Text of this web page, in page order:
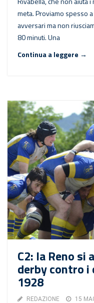
meta. Proviamo spesso
avversari ma non
80 minuti. Una
Continua a leggere →
C2: la Reno si
derby contro i
1928
REDAZIONE 15